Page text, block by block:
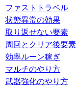
ファストトラベル
状態異常の効果
取り返せない要素
周回とクリア後要素
効率ルーン稼ぎ
マルチのやり方
武器強化のやり方